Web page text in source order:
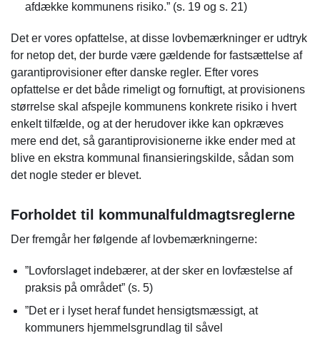
afdække kommunens risiko.” (s. 19 og s. 21)
Det er vores opfattelse, at disse lovbemærkninger er udtryk
for netop det, der burde være gældende for fastsættelse af
garantiprovisioner efter danske regler. Efter vores
opfattelse er det både rimeligt og fornuftigt, at provisionens
størrelse skal afspejle kommunens konkrete risiko i hvert
enkelt tilfælde, og at der herudover ikke kan opkræves
mere end det, så garantiprovisionerne ikke ender med at
blive en ekstra kommunal finansieringskilde, sådan som
det nogle steder er blevet.
Forholdet til kommunalfuldmagtsreglerne
Der fremgår her følgende af lovbemærkningerne:
”Lovforslaget indebærer, at der sker en lovfæstelse af
praksis på området” (s. 5)
”Det er i lyset heraf fundet hensigtsmæssigt, at
kommuners hjemmelsgrundlag til såvel